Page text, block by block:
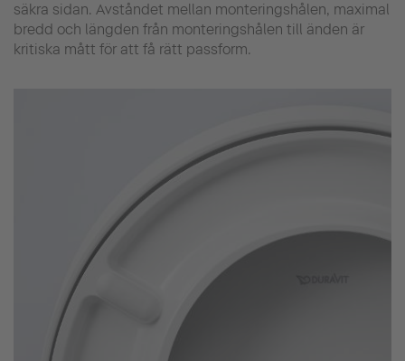
säkra sidan. Avståndet mellan monteringshålen, maximal
bredd och längden från monteringshålen till änden är
kritiska mått för att få rätt passform.